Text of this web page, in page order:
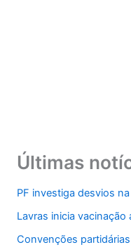
Últimas
PF investiga desvios
Lavras inicia vacinação
Convenções